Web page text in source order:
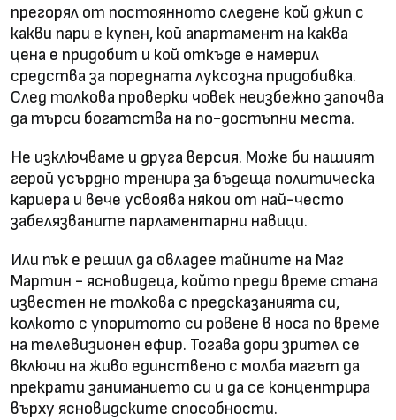
прегорял от постоянното следене кой джип с
какви пари е купен, кой апартамент на каква
цена е придобит и кой откъде е намерил
средства за поредната луксозна придобивка.
След толкова проверки човек неизбежно започва
да търси богатства на по-достъпни места.
Не изключваме и друга версия. Може би нашият
герой усърдно тренира за бъдеща политическа
кариера и вече усвоява някои от най-често
забелязваните парламентарни навици.
Или пък е решил да овладее тайните на Маг
Мартин - ясновидеца, който преди време стана
известен не толкова с предсказанията си,
колкото с упоритото си ровене в носа по време
на телевизионен ефир. Тогава дори зрител се
включи на живо единствено с молба магът да
прекрати заниманието си и да се концентрира
върху ясновидските способности.